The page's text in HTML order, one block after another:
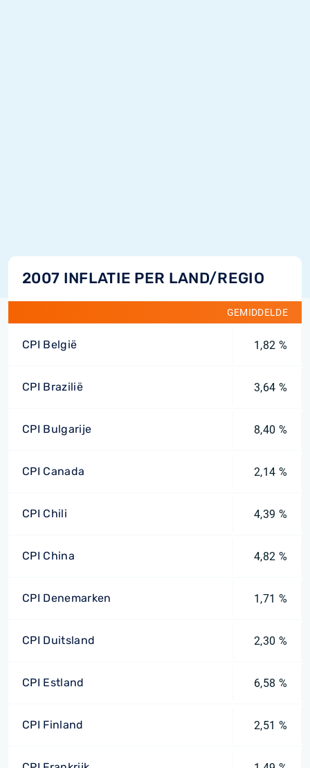
2007 INFLATIE PER LAND/REGIO
GEMIDDELDE
CPI België 1,82 %
CPI Brazilië 3,64 %
CPI Bulgarije 8,40 %
CPI Canada 2,14 %
CPI Chili 4,39 %
CPI China 4,82 %
CPI Denemarken 1,71 %
CPI Duitsland 2,30 %
CPI Estland 6,58 %
CPI Finland 2,51 %